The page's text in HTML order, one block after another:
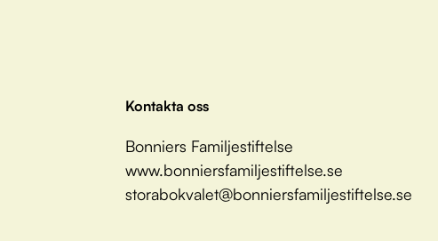
Kontakta oss
Bonniers Familjestiftelse
www.bonniersfamiljestiftelse.se
storabokvalet@bonniersfamiljestiftelse.se